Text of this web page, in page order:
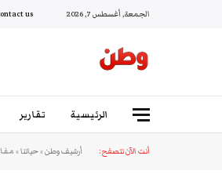
الجمعة, أغسطس 7, 2026 us
الرئيسية تقارير
أنت الآن تتصفح: أرشيف وطن»حياتنا»